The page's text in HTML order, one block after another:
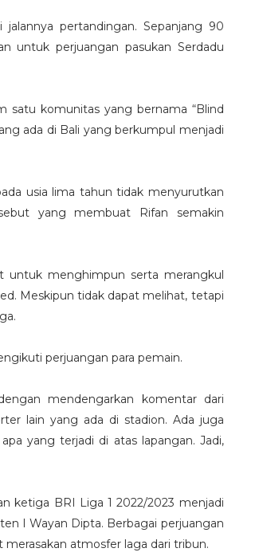
pertandingan. Sepanjang 90
untuk perjuangan pasukan Serdadu
satu komunitas yang bernama “Blind
ada di Bali yang berkumpul menjadi
usia lima tahun tidak menyurutkan
yang membuat Rifan semakin
untuk menghimpun serta merangkul
Meskipun tidak dapat melihat, tetapi
perjuangan para pemain.
mendengarkan komentar dari
lain yang ada di stadion. Ada juga
yang terjadi di atas lapangan. Jadi,
ketiga BRI Liga 1 2022/2023 menjadi
I Wayan Dipta. Berbagai perjuangan
atmosfer laga dari tribun.